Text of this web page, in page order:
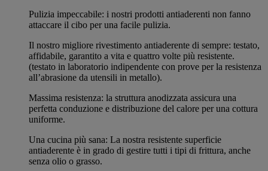
Pulizia impeccabile: i nostri prodotti antiaderenti non fanno
attaccare il cibo per una facile pulizia.
Il nostro migliore rivestimento antiaderente di sempre: testato,
affidabile, garantito a vita e quattro volte più resistente.
(testato in laboratorio indipendente con prove per la resistenza
all’abrasione da utensili in metallo).
Massima resistenza: la struttura anodizzata assicura una
perfetta conduzione e distribuzione del calore per una cottura
uniforme.
Una cucina più sana: La nostra resistente superficie
antiaderente è in grado di gestire tutti i tipi di frittura, anche
senza olio o grasso.